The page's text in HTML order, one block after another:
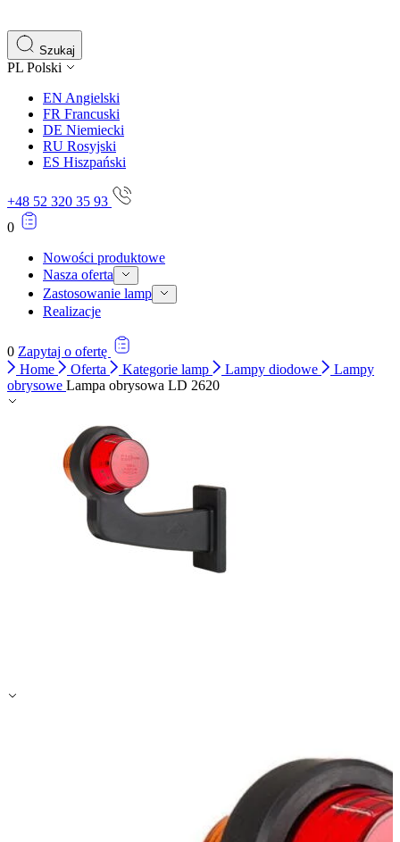
Szukaj
PL Polski
EN Angielski
FR Francuski
DE Niemiecki
RU Rosyjski
ES Hiszpański
+48 52 320 35 93
0
Nowości produktowe
Nasza oferta
Zastosowanie lamp
Realizacje
0 Zapytaj o ofertę
Home
Oferta Kategorie lamp Lampy diodowe
Lampy
obrysowe Lampa obrysowa LD 2620
istotne i interesujące dla poszczególnych użytkowników
Nieklasyfikowane
Nieklasyfikowane pliki cookie, to pliki, które są w